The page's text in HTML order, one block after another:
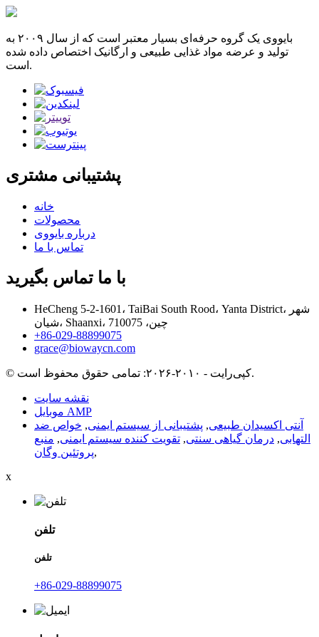
بایووی یک گروه حرفه‌ای بسیار معتبر است که از سال ۲۰۰۹ به
تولید و عرضه مواد غذایی طبیعی و ارگانیک اختصاص داده شده
است.
پشتیبانی مشتری
خانه
محصولات
درباره بایووی
تماس با ما
با ما تماس بگیرید
HeCheng 5-2-1601، TaiBai South Rood، Yanta District، شهر
شیان، Shaanxi، چین، 710075
‎+86-029-88899075‎
grace@biowaycn.com
© کپی‌رایت - ۲۰۱۰-۲۰۲۶: تمامی حقوق محفوظ است.
نقشه سایت
موبایل AMP
آنتی اکسیدان طبیعی, پشتیبانی از سیستم ایمنی, خواص ضد
التهابی, درمان گیاهی سنتی, تقویت کننده سیستم ایمنی, منبع
پروتئین وگان,
x
تلفن
تلفن
‎+86-029-88899075‎